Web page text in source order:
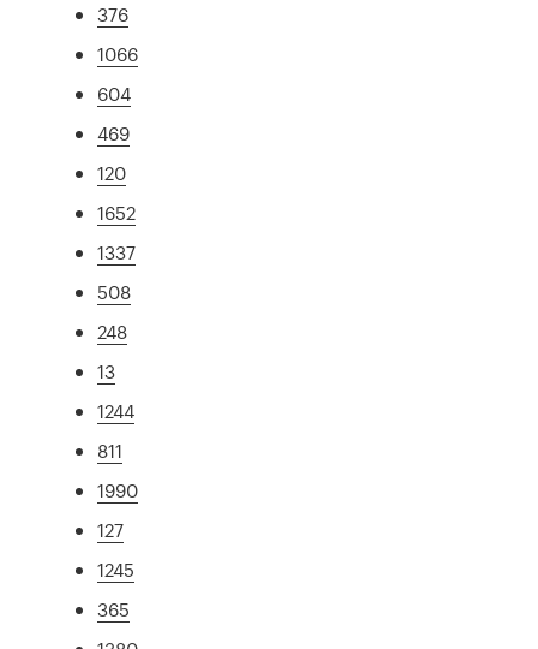
376
1066
604
469
120
1652
1337
508
248
13
1244
811
1990
127
1245
365